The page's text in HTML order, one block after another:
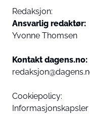
Redaksjon:
Ansvarlig redaktør:
Yvonne Thomsen
Kontakt dagens.no:
Cookiepolicy:
Informasjonskapsler